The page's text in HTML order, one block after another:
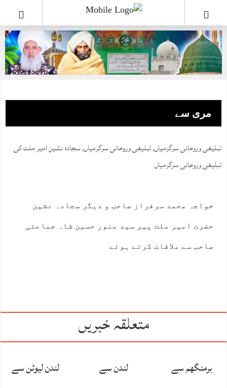
مری سے
تبلیغی وروحانی سرگرمیاں,تبلیغی وروحانی سرگرمیاں,سجادہ نشین امیر ملت کی
تبلیغی وروحانی سرگرمیاں
خواجہ محمد سرفراز صاحب و دیگر سجادہ نشین
حضرت امیر ملت پیر سید منور حسین شاہ جماعتی
صاحب سے ملاقات کرتے ہوئے
متعلقہ خبریں
برمنگھم سے لندن سے لندن لیوٹن سے